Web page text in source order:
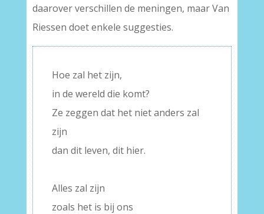
daarover verschillen de meningen, maar Van
Riessen doet enkele suggesties.
Hoe zal het zijn,
in de wereld die komt?
Ze zeggen dat het niet anders zal
zijn
dan dit leven, dit hier.
Alles zal zijn
zoals het is bij ons